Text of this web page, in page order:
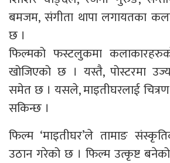
बमजम, संगीता थापा लगायतका
छ ।
फिल्मको फस्टलुकमा
खोजिएको छ । यस्तै, पोस्टरमा
समेत छ । यसले, माइतीघरलाई
सकिन्छ ।
फिल्म ‘माइतीघर’ले तामाङ
उठान गरेको छ । फिल्म उत्कृष्ट बनेको